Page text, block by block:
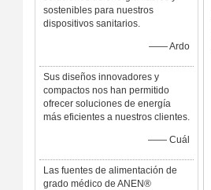
sostenibles para nuestros
dispositivos sanitarios.
—— Ardo
Sus diseños innovadores y
compactos nos han permitido
ofrecer soluciones de energía
más eficientes a nuestros clientes.
—— Cuál
Las fuentes de alimentación de
grado médico de ANEN®